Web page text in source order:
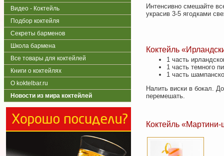
Видео - Коктейль
Подбор коктейля
Секреты барменов
Школа бармена
Все товары для коктейлей
Книги о коктейлях
О koktelbar.ru
Новости из мира коктейлей
Интенсивно смешайте
украсив 3-5 ягодками
Коктейль
1 часть
1 часть темного
1 часть
Налить виски в бокал.
перемешать.
Коктейль